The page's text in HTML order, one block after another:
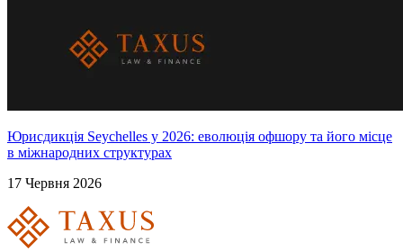
Юрисдикція Seychelles у 2026: еволюція офшору та його місце
в міжнародних структурах
17 Червня 2026